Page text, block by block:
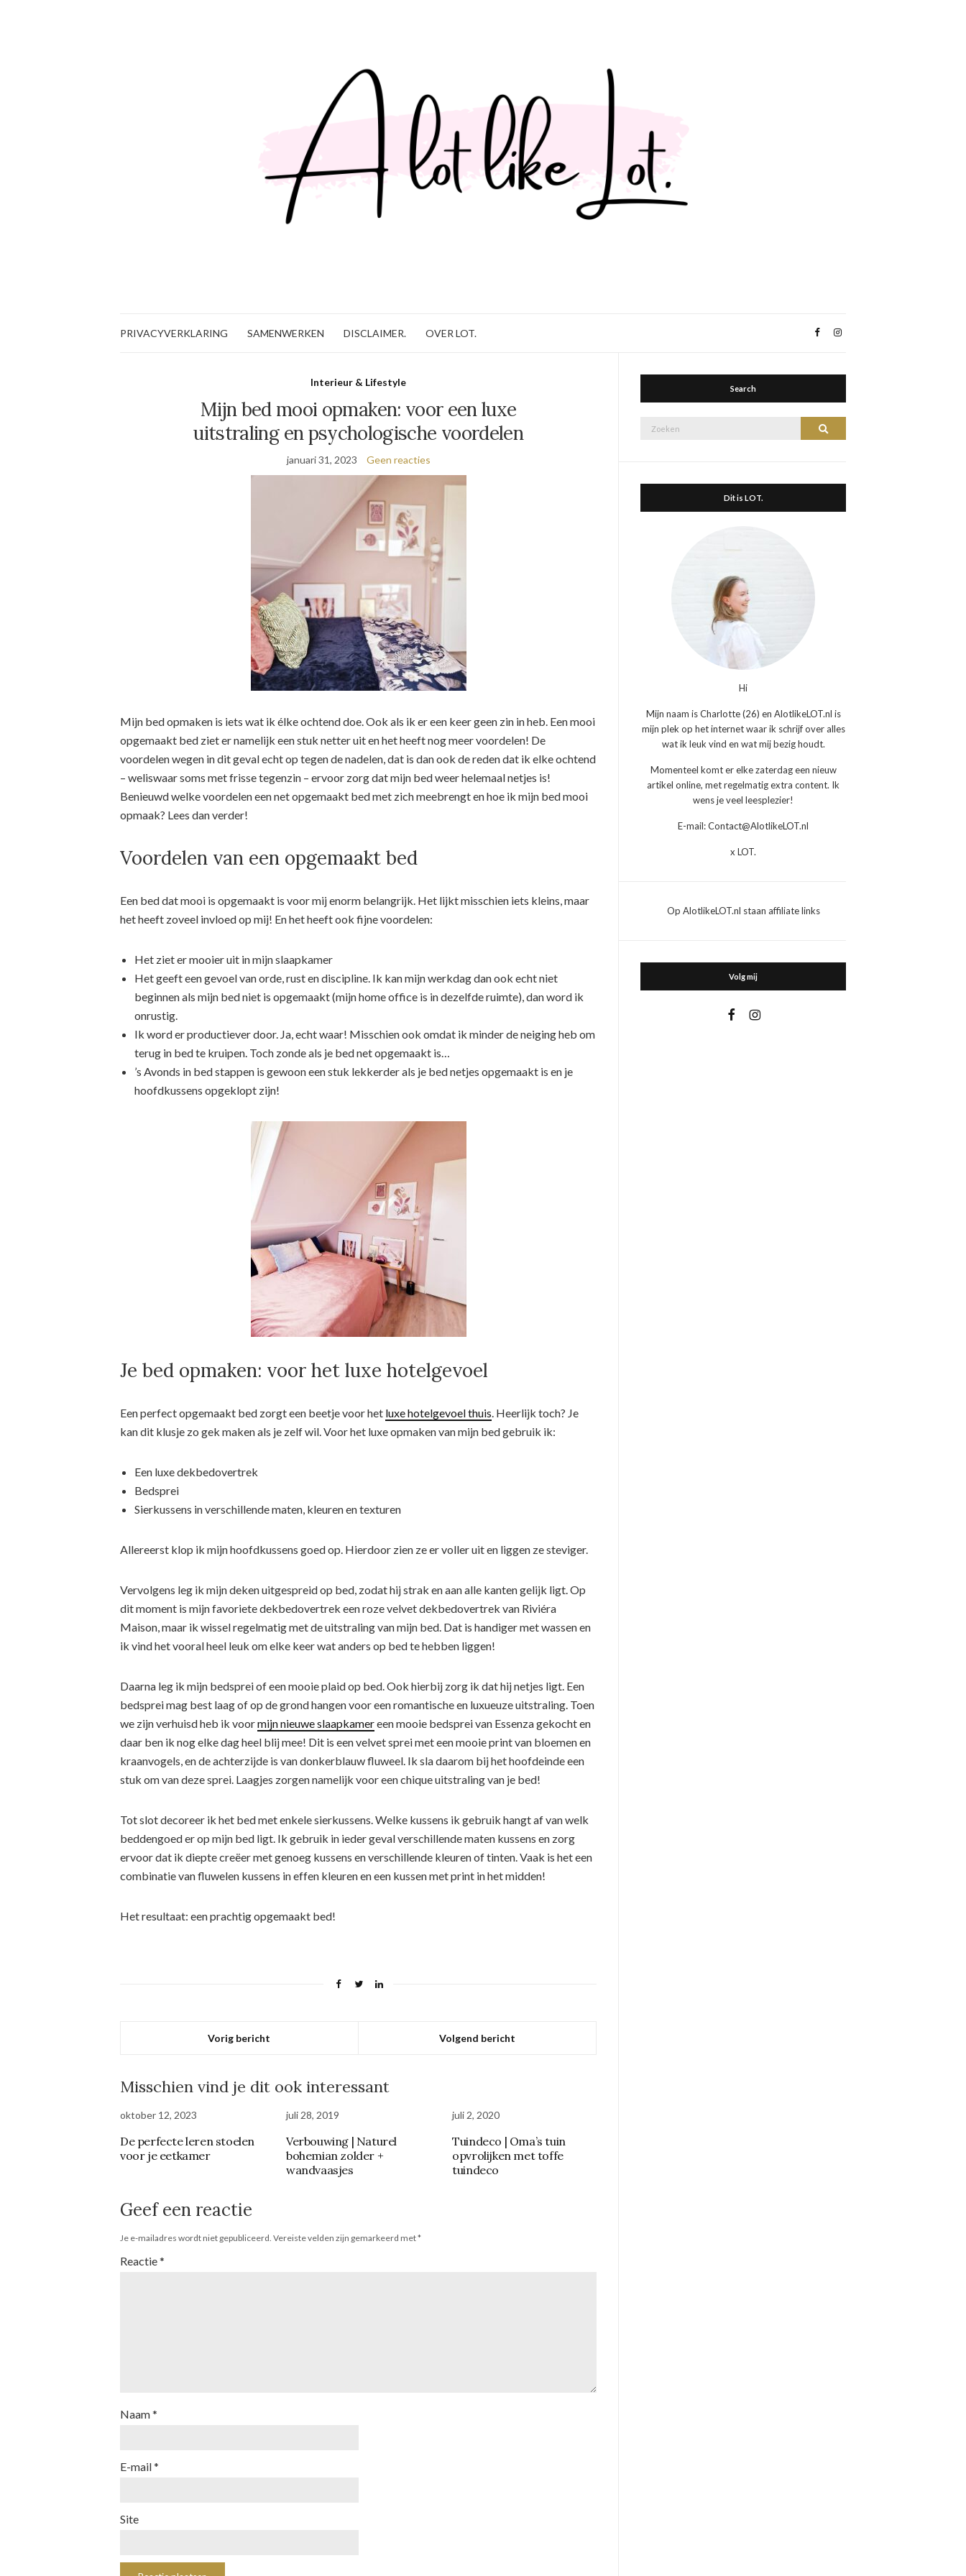
PRIVACYVERKLARING SAMENWERKEN DISCLAIMER. OVER LOT.
Interieur & Lifestyle
Mijn bed mooi opmaken: voor een luxe
uitstraling en psychologische voordelen
januari 31, 2023 Geen reacties
Mijn bed opmaken is iets wat ik élke ochtend doe. Ook als ik er een keer geen zin in heb. Een mooi
opgemaakt bed ziet er namelijk een stuk netter uit en het heeft nog meer voordelen! De
voordelen wegen in dit geval echt op tegen de nadelen, dat is dan ook de reden dat ik elke ochtend
– weliswaar soms met frisse tegenzin – ervoor zorg dat mijn bed weer helemaal netjes is!
Benieuwd welke voordelen een net opgemaakt bed met zich meebrengt en hoe ik mijn bed mooi
opmaak? Lees dan verder!
Voordelen van een opgemaakt bed
Een bed dat mooi is opgemaakt is voor mij enorm belangrijk. Het lijkt misschien iets kleins, maar
het heeft zoveel invloed op mij! En het heeft ook fijne voordelen:
Het ziet er mooier uit in mijn slaapkamer
Het geeft een gevoel van orde, rust en discipline. Ik kan mijn werkdag dan ook echt niet
beginnen als mijn bed niet is opgemaakt (mijn home office is in dezelfde ruimte), dan word ik
onrustig.
Ik word er productiever door. Ja, echt waar! Misschien ook omdat ik minder de neiging heb om
terug in bed te kruipen. Toch zonde als je bed net opgemaakt is…
’s Avonds in bed stappen is gewoon een stuk lekkerder als je bed netjes opgemaakt is en je
hoofdkussens opgeklopt zijn!
Je bed opmaken: voor het luxe hotelgevoel
Een perfect opgemaakt bed zorgt een beetje voor het luxe hotelgevoel thuis. Heerlijk toch? Je
kan dit klusje zo gek maken als je zelf wil. Voor het luxe opmaken van mijn bed gebruik ik:
Een luxe dekbedovertrek
Bedsprei
Sierkussens in verschillende maten, kleuren en texturen
Allereerst klop ik mijn hoofdkussens goed op. Hierdoor zien ze er voller uit en liggen ze steviger.
Vervolgens leg ik mijn deken uitgespreid op bed, zodat hij strak en aan alle kanten gelijk ligt. Op
dit moment is mijn favoriete dekbedovertrek een roze velvet dekbedovertrek van Riviéra
Maison, maar ik wissel regelmatig met de uitstraling van mijn bed. Dat is handiger met wassen en
ik vind het vooral heel leuk om elke keer wat anders op bed te hebben liggen!
Daarna leg ik mijn bedsprei of een mooie plaid op bed. Ook hierbij zorg ik dat hij netjes ligt. Een
bedsprei mag best laag of op de grond hangen voor een romantische en luxueuze uitstraling. Toen
we zijn verhuisd heb ik voormijn nieuwe slaapkamereen mooie bedsprei van Essenza gekocht en
daar ben ik nog elke dag heel blij mee! Dit is een velvet sprei met een mooie print van bloemen en
kraanvogels, en de achterzijde is van donkerblauw fluweel. Ik sla daarom bij het hoofdeinde een
stuk om van deze sprei. Laagjes zorgen namelijk voor een chique uitstraling van je bed!
Tot slot decoreer ik het bed met enkele sierkussens. Welke kussens ik gebruik hangt af van welk
beddengoed er op mijn bed ligt. Ik gebruik in ieder geval verschillende maten kussens en zorg
ervoor dat ik diepte creëer met genoeg kussens en verschillende kleuren of tinten. Vaak is het een
combinatie van fluwelen kussens in effen kleuren en een kussen met print in het midden!
Het resultaat: een prachtig opgemaakt bed!
Vorig bericht Volgend bericht
Misschien vind je dit ook interessant
oktober 12, 2023
De perfecte leren stoelen
voor je eetkamer
juli 28, 2019
Verbouwing | Naturel
bohemian zolder +
wandvaasjes
juli 2, 2020
Tuindeco | Oma’s tuin
opvrolijken met toffe
tuindeco
Geef een reactie
Je e-mailadres wordt niet gepubliceerd. Vereiste velden zijn gemarkeerd met*
Reactie*
Naam*
E-mail*
Site
Search
Zoek
Zoeken
Dit is LOT.
Hi
Mijn naam is Charlotte (26) en AlotlikeLOT.nl is
mijn plek op het internet waar ik schrijf over alles
wat ik leuk vind en wat mij bezig houdt.
Momenteel komt er elke zaterdag een nieuw
artikel online, met regelmatig extra content. Ik
wens je veel leesplezier!
E-mail: Contact@AlotlikeLOT.nl
x LOT.
Op AlotlikeLOT.nl staan affiliate links
Volg mij